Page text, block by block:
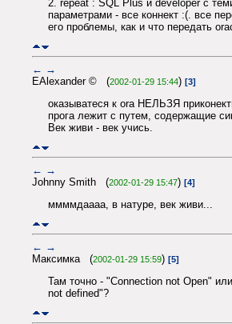
2. repeat : SQL Plus и developer с
параметрами - все коннект :(. все
его проблемы, как и что передать
← →
EAlexander © (2002-01-29 15:44) [3]
оказыватеся к ora НЕЛЬЗЯ
прога лежит с путем, содержащие
Век живи - век учись.
← →
Johnny Smith (2002-01-29 15:47) [4]
ммммдаааа, в натуре, век живи...
← →
Максимка (2002-01-29 15:59) [5]
Там точно - "Connection not Open"
not defined"?